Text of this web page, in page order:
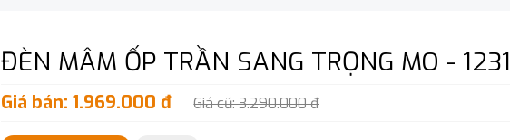
ĐÈN MÂM ỐP TRẦN SANG TRỌNG MO - 1231
Giá bán: 1.969.000 đ Giá cũ: 3.290.000 đ